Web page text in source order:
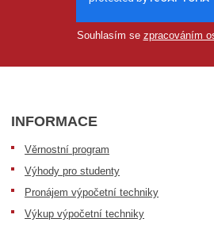
Souhlasím se zpracováním
INFORMACE
Věrnostní program
Výhody pro studenty
Pronájem výpočetní techniky
Výkup výpočetní techniky